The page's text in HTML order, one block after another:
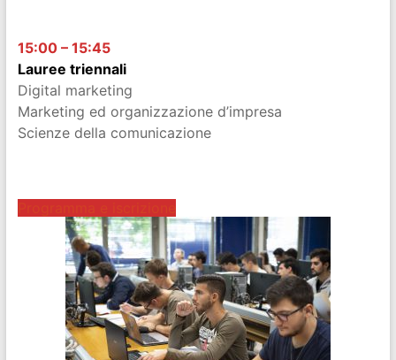
15:00 – 15:45
Lauree triennali
Digital marketing
Marketing ed organizzazione d’impresa
Scienze della comunicazione